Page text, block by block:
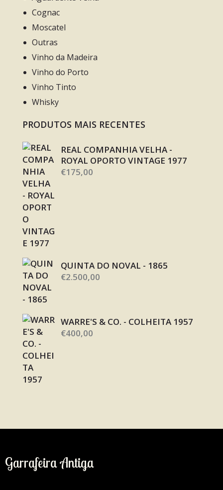
Cognac
Moscatel
Outras
Vinho da Madeira
Vinho do Porto
Vinho Tinto
Whisky
PRODUTOS MAIS RECENTES
REAL COMPANHIA VELHA -
ROYAL OPORTO VINTAGE 1977
€175,00
QUINTA DO NOVAL - 1865
€2.500,00
WARRE'S & CO. - COLHEITA 1957
€400,00
Garrafeira Antiga